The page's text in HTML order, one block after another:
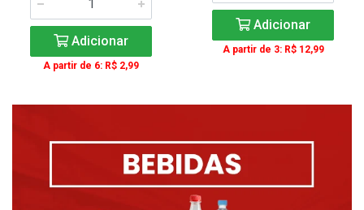
Adicionar
A partir de 6: R$ 2,99
Adicionar
A partir de 3: R$ 12,99